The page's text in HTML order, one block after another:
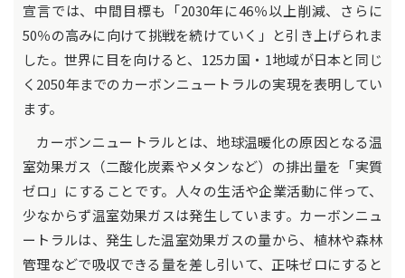
宣言では、中間目標も「2030年に46％以上削減、さらに
50％の高みに向けて挑戦を続けていく」と引き上げられま
した。世界に目を向けると、125カ国・1地域が日本と同じ
く2050年までのカーボンニュートラルの実現を表明してい
ます。
カーボンニュートラルとは、地球温暖化の原因となる温
室効果ガス（二酸化炭素やメタンなど）の排出量を「実質
ゼロ」にすることです。人々の生活や企業活動に伴って、
少なからず温室効果ガスは発生しています。カーボンニュ
ートラルは、発生した温室効果ガスの量から、植林や森林
管理などで吸収できる量を差し引いて、正味ゼロにすると